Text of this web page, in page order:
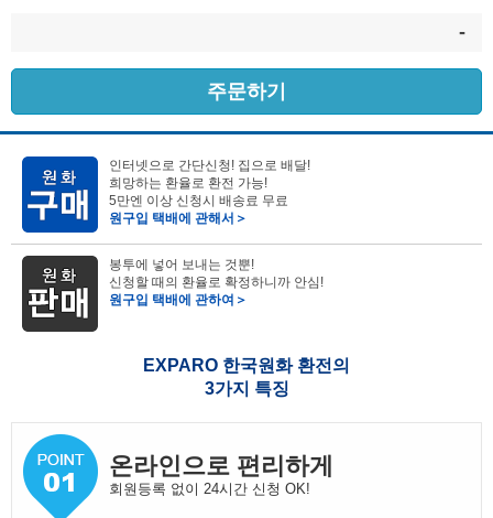
-
주문하기
인터넷으로 간단신청! 집으로 배달!
희망하는 환율로 환전 가능!
5만엔 이상 신청시 배송료 무료
원구입 택배에 관해서＞
봉투에 넣어 보내는 것뿐!
신청할 때의 환율로 확정하니까 안심!
원구입 택배에 관하여＞
EXPARO 한국원화 환전의
3가지 특징
온라인으로 편리하게
회원등록 없이 24시간 신청 OK!